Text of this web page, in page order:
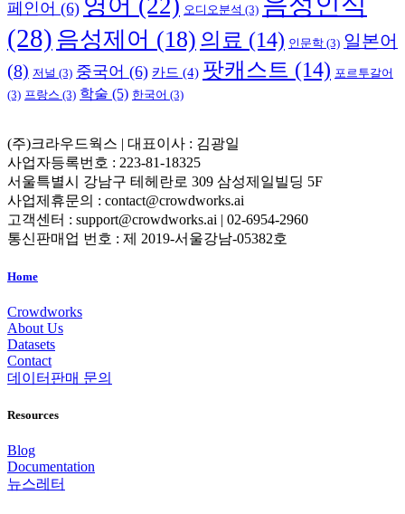
페인어 (6) 영어 (22) 오디오분석 (3)
(28) 음성제어 (18) 의료 (14) 인문학 (3) 일본어
(8) 저널 (3) 중국어 (6) 카드 (4) 팟캐스트 (14) 포르투갈어
(3) 프랑스 (3) 학술 (5) 한국어 (3)
(주)크라우드웍스 | 대표이사 : 김광일
사업자등록번호 : 223-81-18325
서울특별시 강남구 테헤란로 309 삼성제일빌딩 5F
사업제휴문의 : contact@crowdworks.ai
고객센터 : support@crowdworks.ai | 02-6954-2960
통신판매업 번호 : 제 2019-서울강남-05382호
Home
Crowdworks
About Us
Datasets
Contact
데이터판매 문의
Resources
Blog
Documentation
뉴스레터